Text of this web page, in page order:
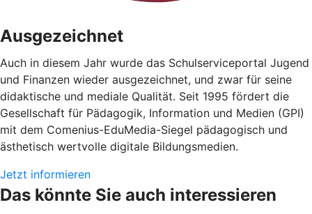
Ausgezeichnet
Auch in diesem Jahr wurde das Schulserviceportal Jugend
und Finanzen wieder ausgezeichnet, und zwar für seine
didaktische und mediale Qualität. Seit 1995 fördert die
Gesellschaft für Pädagogik, Information und Medien (GPI)
mit dem Comenius-EduMedia-Siegel pädagogisch und
ästhetisch wertvolle digitale Bildungsmedien.
Jetzt informieren
Das könnte Sie auch interessieren